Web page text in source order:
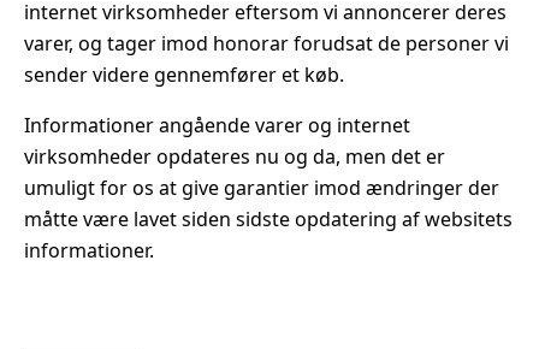
internet virksomheder eftersom vi annoncerer deres
varer, og tager imod honorar forudsat de personer vi
sender videre gennemfører et køb.
Informationer angående varer og internet
virksomheder opdateres nu og da, men det er
umuligt for os at give garantier imod ændringer der
måtte være lavet siden sidste opdatering af websitets
informationer.